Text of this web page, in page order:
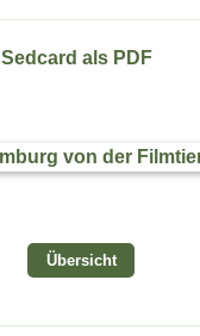
Sedcard als PDF
Übersicht